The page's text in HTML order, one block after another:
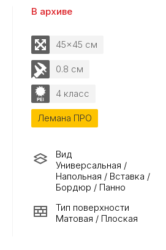
В архиве
45x45 см
0.8 см
4 класс
Лемана ПРО
Вид
Универсальная /
Напольная / Вставка /
Бордюр / Панно
Тип поверхности
Матовая / Плоская